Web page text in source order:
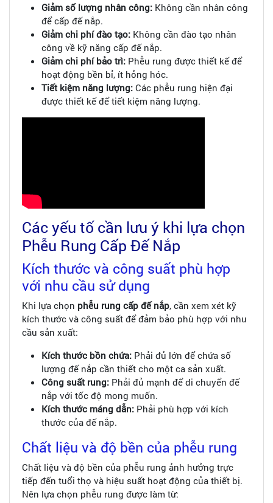
Giảm số lượng nhân công: Không cần nhân công
để cấp đế nắp.
Giảm chi phí đào tạo: Không cần đào tạo nhân
công về kỹ năng cấp đế nắp.
Giảm chi phí bảo trì: Phễu rung được thiết kế để
hoạt động bền bỉ, ít hỏng hóc.
Tiết kiệm năng lượng: Các phễu rung hiện đại
được thiết kế để tiết kiệm năng lượng.
Các yếu tố cần lưu ý khi lựa chọn
Phễu Rung Cấp Đế Nắp
Kích thước và công suất phù hợp
với nhu cầu sử dụng
Khi lựa chọn phễu rung cấp đế nắp, cần xem xét kỹ
kích thước và công suất để đảm bảo phù hợp với nhu
cầu sản xuất:
Kích thước bồn chứa: Phải đủ lớn để chứa số
lượng đế nắp cần thiết cho một ca sản xuất.
Công suất rung: Phải đủ mạnh để di chuyển đế
nắp với tốc độ mong muốn.
Kích thước máng dẫn: Phải phù hợp với kích
thước của đế nắp.
Chất liệu và độ bền của phễu rung
Chất liệu và độ bền của phễu rung ảnh hưởng trực
tiếp đến tuổi thọ và hiệu suất hoạt động của thiết bị.
Nên lựa chọn phễu rung được làm từ: